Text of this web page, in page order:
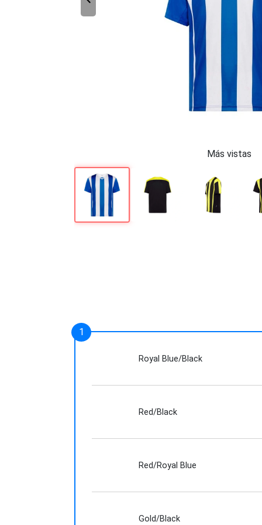
Más vistas
Royal Blue/Black
Red/Black
Red/Royal Blue
Gold/Black